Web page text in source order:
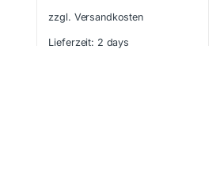
zzgl. Versandkosten
Lieferzeit: 2 days